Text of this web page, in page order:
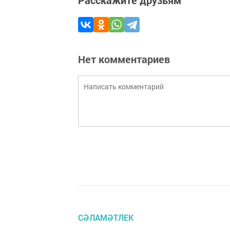
Нет комментариев
СӘЛАМӘТЛЕК